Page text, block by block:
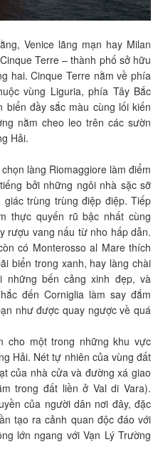
Venice lãng mạn hay Milan
Terre – thành phố sở hữu
hai. Cinque Terre nằm về phía
vùng Liguria, phía Tây Bắc
biển đầy sắc màu cùng lối kiến
nằm cheo leo trên các sườn
Hải.
làng Riomaggiore làm điểm
bởi những ngôi nhà sặc sỡ
trùng trùng điệp điệp. Tiếp
thực quyến rũ bậc nhất cùng
rượu vang nấu từ nho hấp dẫn.
có Monterosso al Mare thích
biển trong xanh, hay làng chài
những bến cảng xinh đẹp, và
đến Corniglia làm say đắm
như được quay ngược về quá
cho một trong những khu vực
Hải. Nét tự nhiên của vùng đất
của nhà cửa và đường xá giao
trong đất liền ở Val di Vara).
của người dân nơi đây, đặc
tạo ra cảnh quan độc đáo với
lớn ngang với Vạn Lý Trường